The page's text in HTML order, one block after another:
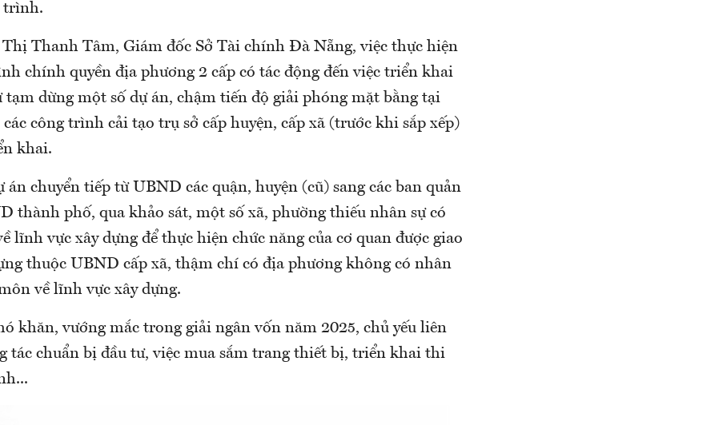
trình.
Thị Thanh Tâm, Giám đốc Sở Tài chính Đà Nẵng, việc thực hiện
chính quyền địa phương 2 cấp có tác động đến việc triển khai
tạm dừng một số dự án, chậm tiến độ giải phóng mặt bằng tại
công trình cải tạo trụ sở cấp huyện, cấp xã (trước khi sắp xếp)
khai.
án chuyển tiếp từ UBND các quận, huyện (cũ) sang các ban quản
thành phố, qua khảo sát, một số xã, phường thiếu nhân sự có
lĩnh vực xây dựng để thực hiện chức năng của cơ quan được giao
thuộc UBND cấp xã, thậm chí có địa phương không có nhân
về lĩnh vực xây dựng.
khăn, vướng mắc trong giải ngân vốn năm 2025, chủ yếu liên
tác chuẩn bị đầu tư, việc mua sắm trang thiết bị, triển khai thi